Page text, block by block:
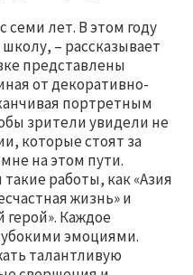
семи лет. В этом году
– рассказывает
представлены
от декоративно-
портретным
зрители увидели не
которые стоят за
на этом пути.
работы, как «Азия
жизнь» и
Каждое
эмоциями.
талантливую